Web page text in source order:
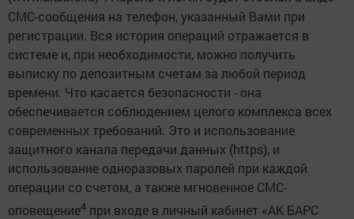
СМС-сообщения на телефон, указанный Вами при
регистрации. Вся история операций отражается в
системе и, при необходимости, можно получить
выписку по депозитным счетам за любой период
времени. Что касается безопасности - она
обеспечивается соблюдением целого комплекса всех
современных требований. Это и использование
защитного канала передачи данных (https), и
использование одноразовых паролей при каждой
операции со счетом, а также мгновенное СМС-
оповещение4 при входе в личный кабинет «АК БАРС